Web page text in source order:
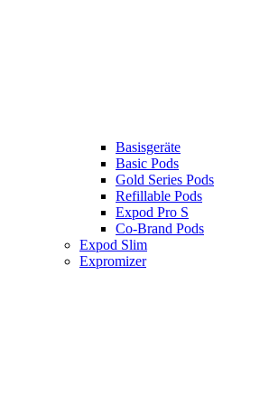
Basisgeräte
Basic Pods
Gold Series Pods
Refillable Pods
Expod Pro S
Co-Brand Pods
Expod Slim
Expromizer